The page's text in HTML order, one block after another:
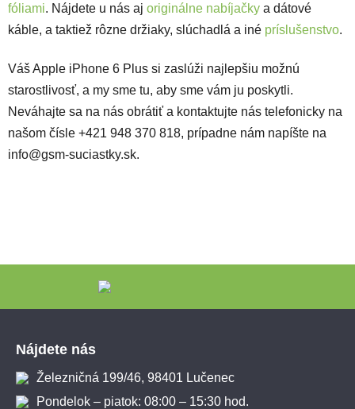
fóliami. Nájdete u nás aj originálne nabíjačky a dátové
káble, a taktiež rôzne držiaky, slúchadlá a iné príslušenstvo.
Váš Apple iPhone 6 Plus si zaslúži najlepšiu možnú
starostlivosť, a my sme tu, aby sme vám ju poskytli.
Neváhajte sa na nás obrátiť a kontaktujte nás telefonicky na
našom čísle +421 948 370 818, prípadne nám napíšte na
info@gsm-suciastky.sk.
Nájdete nás
Železničná 199/46, 98401 Lučenec
Pondelok – piatok: 08:00 – 15:30 hod.